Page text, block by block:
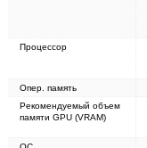
Процессор
Опер. память
Рекомендуемый объем
памяти GPU (VRAM)